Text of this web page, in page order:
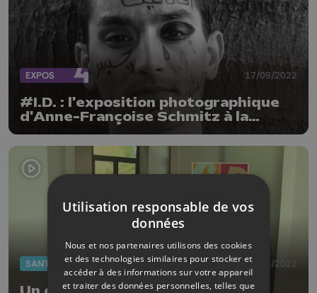
EXPOS 17/09/2022
#I.D. : l'exposition photographique
d'Anne-Françoise Schmitz à la
Maison Arc-en-Ciel
SANTÉ 28/04/2022
Utilisation responsable de vos
données
Nous et nos partenaires utilisons des cookies
et des technologies similaires pour stocker et
accéder à des informations sur votre appareil
et traiter des données personnelles, telles que